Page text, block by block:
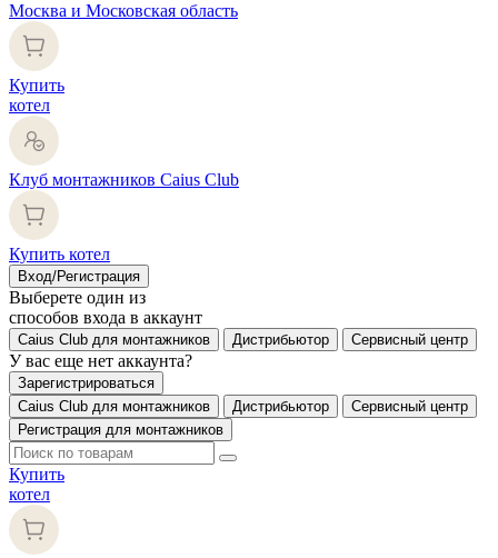
Москва и Московская область
Купить
котел
Клуб монтажников Caius Club
Купить котел
Вход/Регистрация
Выберете один из
способов входа в аккаунт
Caius Club для монтажников Дистрибьютор Сервисный центр
У вас еще нет аккаунта?
Зарегистрироваться
Caius Club для монтажников
Дистрибьютор
Сервисный центр
Регистрация для монтажников
Купить
котел